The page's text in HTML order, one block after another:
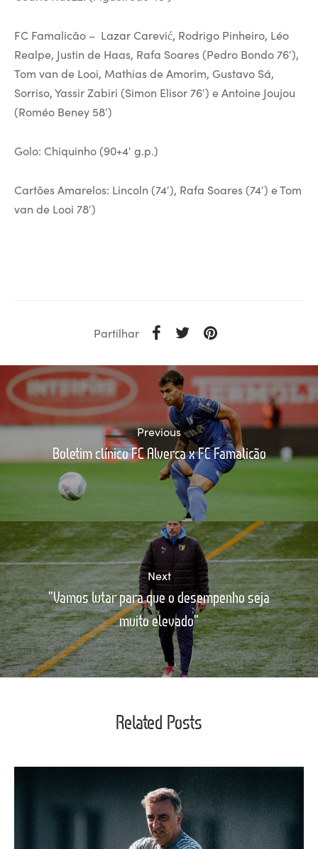
FC Famalicão – Lazar Carević, Rodrigo Pinheiro, Léo
Realpe, Justin de Haas, Rafa Soares (Pedro Bondo 76′),
Tom van de Looi, Mathias de Amorim, Gustavo Sá,
Sorriso, Yassir Zabiri (Simon Elisor 76′) e Antoine Joujou
(Roméo Beney 58′)
Golo: Chiquinho (90+4′ g.p.)
Cartões Amarelos: Lincoln (74′), Rafa Soares (74′) e Tom
van de Looi 78′)
Partilhar
Previous
Boletim clínico FC Alverca x FC Famalicão
Next
"Vamos lutar para que o desempenho seja
muito elevado"
Related Posts